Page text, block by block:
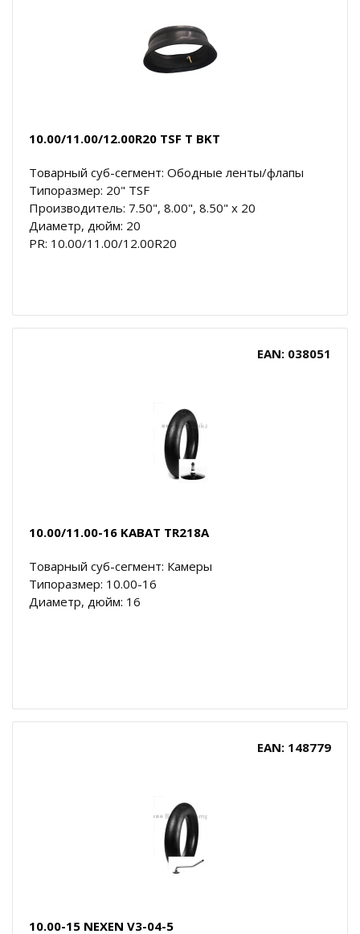
10.00/11.00/12.00R20 TSF T BKT
Товарный суб-сегмент: Ободные ленты/флапы
Типоразмер: 20" TSF
Производитель: 7.50", 8.00", 8.50" x 20
Диаметр, дюйм: 20
PR: 10.00/11.00/12.00R20
EAN: 038051
10.00/11.00-16 KABAT TR218A
Товарный суб-сегмент: Камеры
Типоразмер: 10.00-16
Диаметр, дюйм: 16
EAN: 148779
10.00-15 NEXEN V3-04-5